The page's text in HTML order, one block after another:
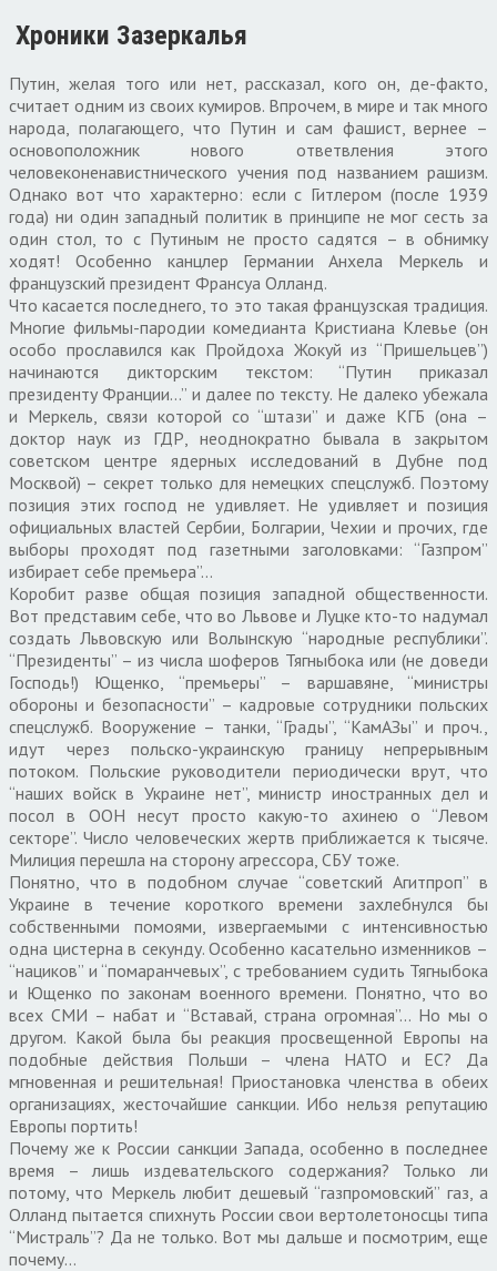
Хроники Зазеркалья
Путин, желая того или нет, рассказал, кого он, де-факто,
считает одним из своих кумиров. Впрочем, в мире и так много
народа, полагающего, что Путин и сам фашист, вернее –
основоположник нового ответвления этого
человеконенавистнического учения под названием рашизм.
Однако вот что характерно: если с Гитлером (после 1939
года) ни один западный политик в принципе не мог сесть за
один стол, то с Путиным не просто садятся – в обнимку
ходят! Особенно канцлер Германии Анхела Меркель и
французский президент Франсуа Олланд.
Что касается последнего, то это такая французская традиция.
Многие фильмы-пародии комедианта Кристиана Клевье (он
особо прославился как Пройдоха Жокуй из “Пришельцев”)
начинаются дикторским текстом: “Путин приказал
президенту Франции…” и далее по тексту. Не далеко убежала
и Меркель, связи которой со “штази” и даже КГБ (она –
доктор наук из ГДР, неоднократно бывала в закрытом
советском центре ядерных исследований в Дубне под
Москвой) – секрет только для немецких спецслужб. Поэтому
позиция этих господ не удивляет. Не удивляет и позиция
официальных властей Сербии, Болгарии, Чехии и прочих, где
выборы проходят под газетными заголовками: “Газпром”
избирает себе премьера”…
Коробит разве общая позиция западной общественности.
Вот представим себе, что во Львове и Луцке кто-то надумал
создать Львовскую или Волынскую “народные республики”.
“Президенты” – из числа шоферов Тягныбока или (не доведи
Господь!) Ющенко, “премьеры” – варшавяне, “министры
обороны и безопасности” – кадровые сотрудники польских
спецслужб. Вооружение – танки, “Грады”, “КамАЗы” и проч.,
идут через польско-украинскую границу непрерывным
потоком. Польские руководители периодически врут, что
“наших войск в Украине нет”, министр иностранных дел и
посол в ООН несут просто какую-то ахинею о “Левом
секторе”. Число человеческих жертв приближается к тысяче.
Милиция перешла на сторону агрессора, СБУ тоже.
Понятно, что в подобном случае “советский Агитпроп” в
Украине в течение короткого времени захлебнулся бы
собственными помоями, извергаемыми с интенсивностью
одна цистерна в секунду. Особенно касательно изменников –
“нациков” и “помаранчевых”, с требованием судить Тягныбока
и Ющенко по законам военного времени. Понятно, что во
всех СМИ – набат и “Вставай, страна огромная”… Но мы о
другом. Какой была бы реакция просвещенной Европы на
подобные действия Польши – члена НАТО и ЕС? Да
мгновенная и решительная! Приостановка членства в обеих
организациях, жесточайшие санкции. Ибо нельзя репутацию
Европы портить!
Почему же к России санкции Запада, особенно в последнее
время – лишь издевательского содержания? Только ли
потому, что Меркель любит дешевый “газпромовский” газ, а
Олланд пытается спихнуть России свои вертолетоносцы типа
“Мистраль”? Да не только. Вот мы дальше и посмотрим, еще
почему…